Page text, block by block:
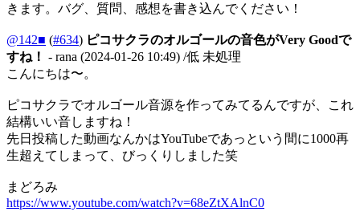
きます。バグ、質問、感想を書き込んでください！
@142■ (#634) ピコサクラのオルゴールの音色がVery Goodで
すね！ - rana (2024-01-26 10:49) /低 未処理
こんにちは〜。
ピコサクラでオルゴール音源を作ってみてるんですが、これ
結構いい音しますね！
先日投稿した動画なんかはYouTubeであっという間に1000再
生超えてしまって、びっくりしました笑
まどろみ
https://www.youtube.com/watch?v=68eZtXAlnC0